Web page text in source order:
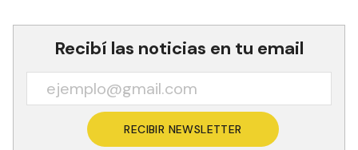
Recibí las noticias en tu email
RECIBIR NEWSLETTER